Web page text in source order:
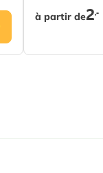
à partir de2,-